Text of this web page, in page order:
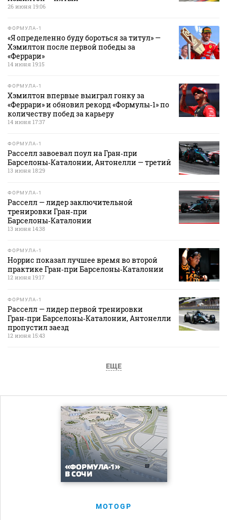
26 июня 19:06
ФОРМУЛА-1
«Я определенно буду бороться за титул» —
Хэмилтон после первой победы за
«Феррари»
14 июня 19:15
ФОРМУЛА-1
Хэмилтон впервые выиграл гонку за
«Феррари» и обновил рекорд «Формулы‑1» по
количеству побед за карьеру
14 июня 17:37
ФОРМУЛА-1
Расселл завоевал поул на Гран‑при
Барселоны‑Каталонии, Антонелли — третий
13 июня 18:29
ФОРМУЛА-1
Расселл — лидер заключительной
тренировки Гран‑при
Барселоны‑Каталонии
13 июня 14:38
ФОРМУЛА-1
Норрис показал лучшее время во второй
практике Гран‑при Барселоны‑Каталонии
12 июня 19:17
ФОРМУЛА-1
Расселл — лидер первой тренировки
Гран‑при Барселоны‑Каталонии, Антонелли
пропустил заезд
12 июня 15:43
ЕЩЕ
MOTOGP